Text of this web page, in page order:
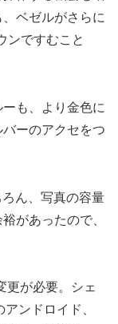
ベゼルがさらに
ンですむこと
も、より金色に
ーのアクセをつ
ん、写真の容量
があったので、
更が必要。シェ
ンドロイド、